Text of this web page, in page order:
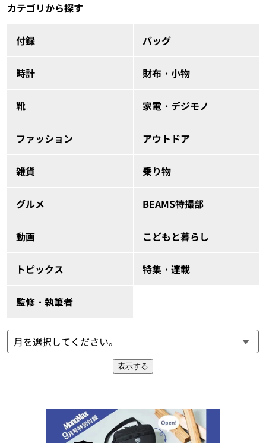
カテゴリから探す
付録 バッグ
時計 財布・小物
靴 家電・デジモノ
ファッション アウトドア
雑貨 乗り物
グルメ BEAMS特撮部
動画 こどもと暮らし
トピックス 特集・連載
監修・執筆者
表示する